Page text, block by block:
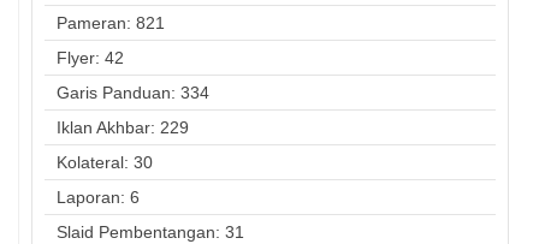
Pameran: 821
Flyer: 42
Garis Panduan: 334
Iklan Akhbar: 229
Kolateral: 30
Laporan: 6
Slaid Pembentangan: 31